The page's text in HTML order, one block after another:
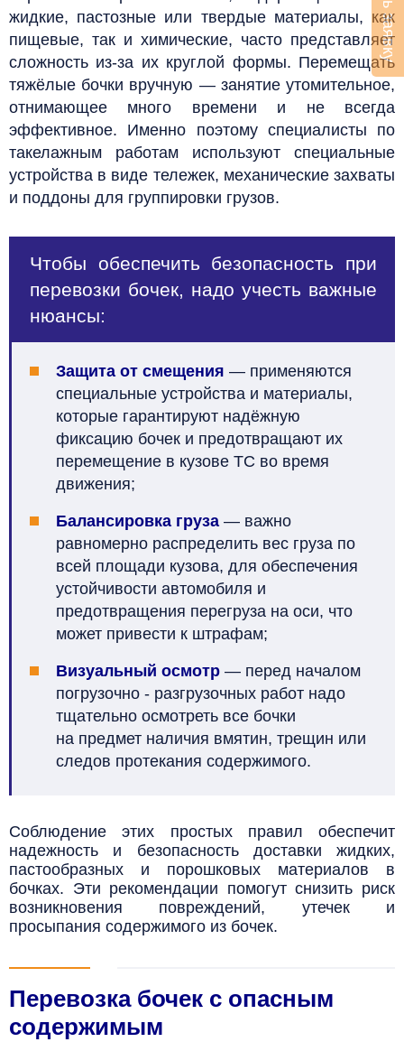
жидкие, пастозные или твердые материалы, как
пищевые, так и химические, часто представляет
сложность из-за их круглой формы. Перемещать
тяжёлые бочки вручную — занятие утомительное,
отнимающее много времени и не всегда
эффективное. Именно поэтому специалисты по
такелажным работам используют специальные
устройства в виде тележек, механические захваты
и поддоны для группировки грузов.
Чтобы обеспечить безопасность при
перевозки бочек, надо учесть важные
нюансы:
Защита от смещения — применяются
специальные устройства и материалы,
которые гарантируют надёжную
фиксацию бочек и предотвращают их
перемещение в кузове ТС во время
движения;
Балансировка груза — важно
равномерно распределить вес груза по
всей площади кузова, для обеспечения
устойчивости автомобиля и
предотвращения перегруза на оси, что
может привести к штрафам;
Визуальный осмотр — перед началом
погрузочно - разгрузочных работ надо
тщательно осмотреть все бочки
на предмет наличия вмятин, трещин или
следов протекания содержимого.
Соблюдение этих простых правил обеспечит
надежность и безопасность доставки жидких,
пастообразных и порошковых материалов в
бочках. Эти рекомендации помогут снизить риск
возникновения повреждений, утечек и
просыпания содержимого из бочек.
Перевозка бочек с опасным
содержимым